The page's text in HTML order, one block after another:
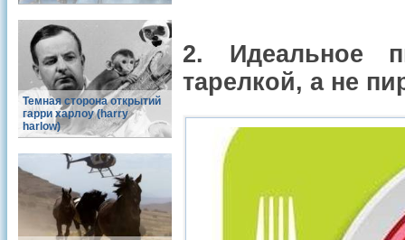
Темная сторона открытий
гарри харлоу (harry
harlow)
2. Идеальное
тарелкой, а не